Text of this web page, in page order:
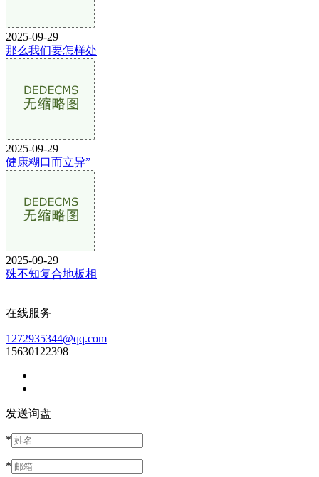
2025-09-29
那么我们要怎样处
2025-09-29
健康糊口而立异”
2025-09-29
殊不知复合地板相
在线服务
1272935344@qq.com
15630122398
发送询盘
*
*